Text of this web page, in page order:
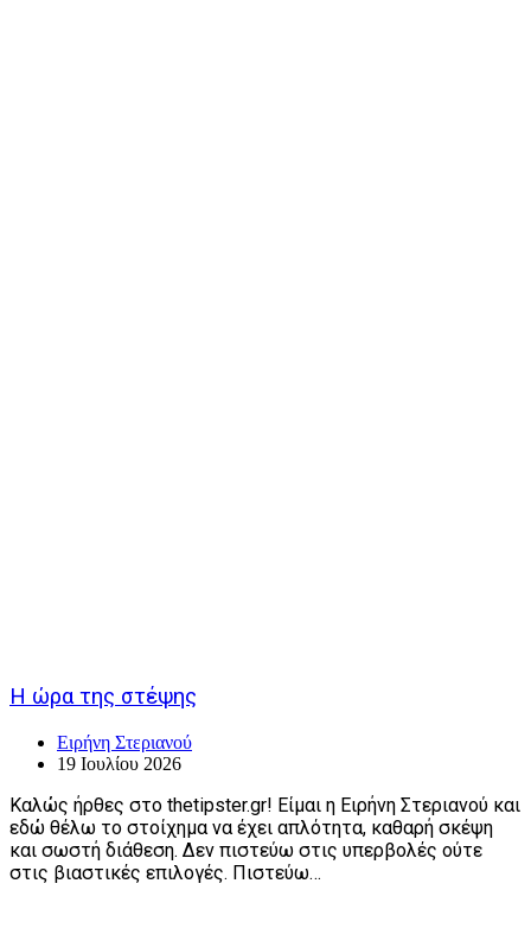
Η ώρα της στέψης
Ειρήνη Στεριανού
19 Ιουλίου 2026
Καλώς ήρθες στο thetipster.gr! Είμαι η Ειρήνη Στεριανού και
εδώ θέλω το στοίχημα να έχει απλότητα, καθαρή σκέψη
και σωστή διάθεση. Δεν πιστεύω στις υπερβολές ούτε
στις βιαστικές επιλογές. Πιστεύω…